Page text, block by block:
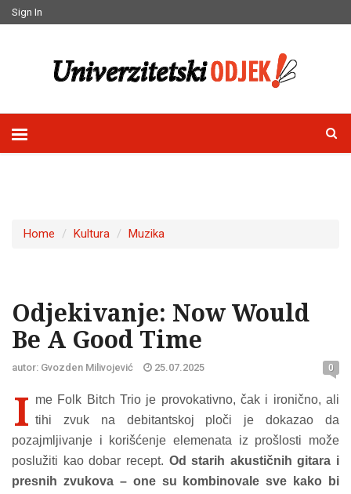
Sign In
Home Kultura Muzika
Odjekivanje: Now Would
Be A Good Time
autor: Gvozden Milivojević 25.07.2025 0
I me Folk Bitch Trio je provokativno, čak i ironično, ali
tihi zvuk na debitantskoj ploči je dokazao da
pozajmljivanje i korišćenje elemenata iz prošlosti može
poslužiti kao dobar recept. Od starih akustičnih gitara i
presnih zvukova – one su kombinovale sve kako bi